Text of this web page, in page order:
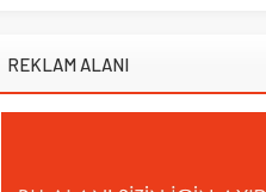
REKLAM ALANI